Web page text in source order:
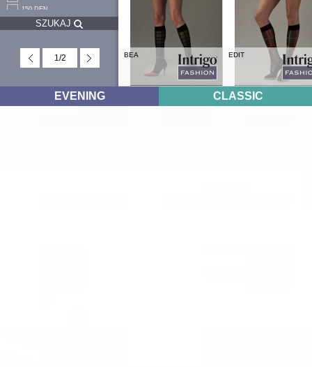
150 DEN
200 DENSZUKAJ
1/2 BEA EDIT
EVENING CLASSIC